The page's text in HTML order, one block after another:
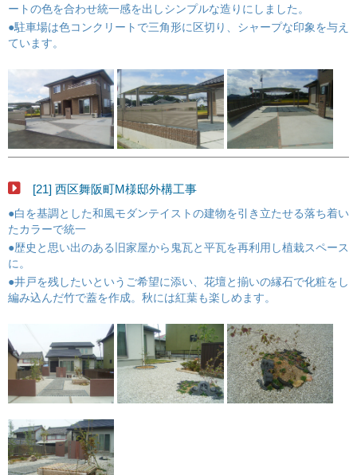
ートの色を合わせ統一感を出しシンプルな造りにしました。
●駐車場は色コンクリートで三角形に区切り、シャープな印象を与え
ています。
[21] 西区舞阪町M様邸外構工事
●白を基調とした和風モダンテイストの建物を引き立たせる落ち着い
たカラーで統一
●歴史と思い出のある旧家屋から鬼瓦と平瓦を再利用し植栽スペース
に。
●井戸を残したいというご希望に添い、花壇と揃いの縁石で化粧をし
編み込んだ竹で蓋を作成。秋には紅葉も楽しめます。